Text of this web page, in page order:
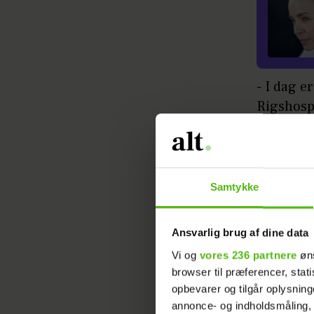
Samtykke
Ansvarlig brug af dine data
Vi og vores 236 partnere
browser til præferencer,
opbevarer og tilgår
annonce- og
- I dag
- Hvad
seje
så
Læs